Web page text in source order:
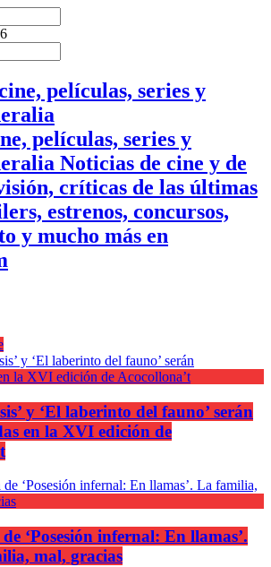
películas, series y
Noticias de cine y de
críticas de las últimas
estrenos, concursos,
y mucho más en
y ‘El laberinto del fauno’ serán
en la XVI edición de
‘Posesión infernal: En llamas’.
mal, gracias